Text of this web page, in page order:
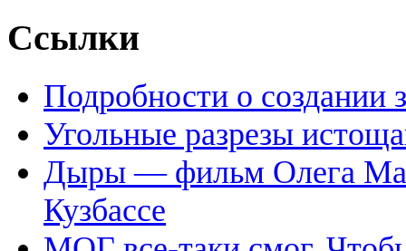
Ссылки
Подробности о
Угольные разрезы
Дыры — фильм Олега
Кузбассе